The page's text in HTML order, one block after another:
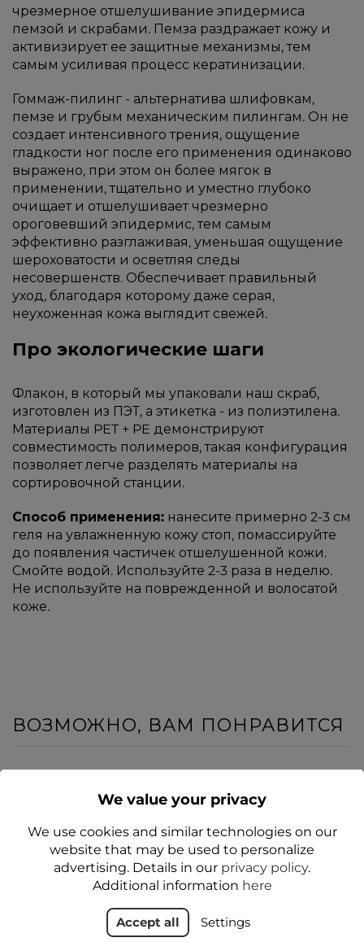
чрезмерное отшелушивание эпидермиса
пемзой и скрабами. Пемза раздражает кожу и
активизирует ее защитные механизмы, тем
самым усиливая процесс кератинизации.
Гоммаж-пилинг - альтернатива шлифовкам,
пемзе и грубым механическим пилингам. Он не
создает интенсивного трения, ощущение
гладкости ног после его применения одинаково
выражено, при этом он более мягок в
применении, тщательно и уместно глубоко
очищает и отшелушивает чрезмерно
ороговевший эпидермис, тем самым
эффективно разглаживая, уменьшая ощущение
шероховатости и осветляя следы
несовершенств. Обеспечивает правильный
уход, благодаря которому даже серая,
неухоженная кожа выглядит свежей.
Про экологические шаги
Флакон, в который мы упаковали наш скраб,
изготовлен из ПЭТ, а этикетка - из полиэтилена.
Материалы PET + PE демонстрируют
совместимость полимеров, такая конфигурация
позволяет легче разделять материалы на
сортировочной станции.
Способ применения: нанесите примерно 2-3 см
геля на увлажненную кожу стоп, помассируйте
до появления частичек отшелушенной кожи.
Смойте водой. Используйте 2-3 раза в неделю.
Не используйте на поврежденной и волосатой
коже.
ВОЗМОЖНО, ВАМ ПОНРАВИТСЯ
ДА
We value your privacy
We use cookies and similar technologies on our
website that may be used to personalize
advertising. Details in our privacy policy.
Additional information here
Accept all Settings